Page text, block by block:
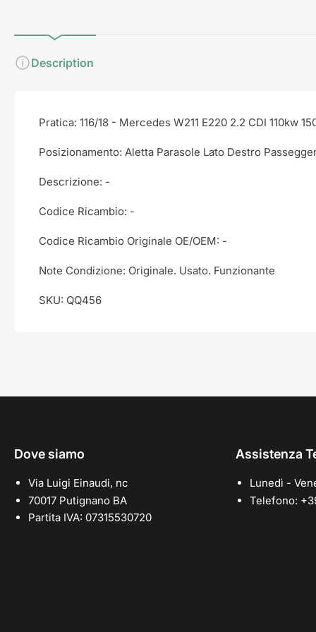
Description
Pratica: 116/18 - Mercedes W211 E220 2.2 CDI 110kw
Posizionamento: Aletta Parasole Lato Destro
Descrizione: -
Codice Ricambio: -
Codice Ricambio Originale OE/OEM: -
Note Condizione: Originale. Usato. Funzionante
SKU: QQ456
Dove siamo
Via Luigi Einaudi, nc
70017 Putignano BA
Partita IVA: 07315530720
Assistenza
Lunedì -
Telefono: